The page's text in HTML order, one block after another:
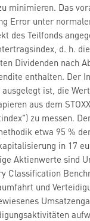
minimieren. Das
Error unter
des Teilfonds
d. h.
Dividenden nach
enthalten. Der
ist, die
aus dem
zu messen.
etwa 95 %
in 17
Aktienwerte sind
Classification
und